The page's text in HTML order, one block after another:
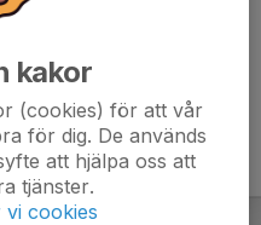
kakor
(cookies) för att vår
för dig. De används
att hjälpa oss att
tjänster.
vi cookies